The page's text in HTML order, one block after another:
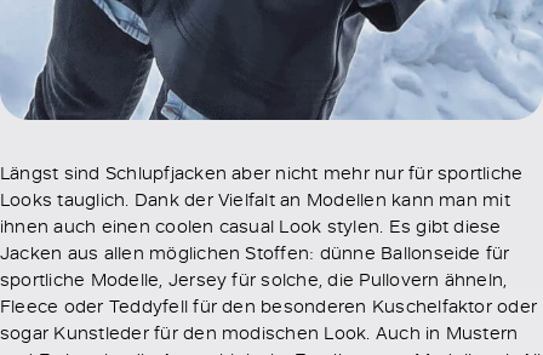
Längst sind Schlupfjacken aber nicht mehr nur für sportliche
Looks tauglich. Dank der Vielfalt an Modellen kann man mit
ihnen auch einen coolen casual Look stylen. Es gibt diese
Jacken aus allen möglichen Stoffen: dünne Ballonseide für
sportliche Modelle, Jersey für solche, die Pullovern ähneln,
Fleece oder Teddyfell für den besonderen Kuschelfaktor oder
sogar Kunstleder für den modischen Look. Auch in Mustern